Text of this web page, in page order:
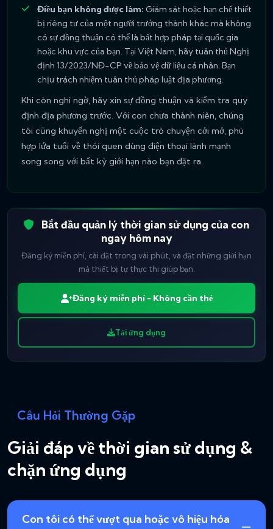
Điều bạn không được làm: Giám sát hoặc hạn chế thiết
bị riêng tư của một người trưởng thành khác mà không
có sự đồng thuận có thể là bất hợp pháp tại quốc gia
hoặc khu vực của bạn. Tại Việt Nam, hãy tuân thủ Nghị
định 13/2023/NĐ-CP về bảo vệ dữ liệu cá nhân. Bạn
chịu trách nhiệm tuân thủ pháp luật địa phương.
Khi còn nghi ngờ, hãy xin sự đồng thuận và kiểm tra quy
định địa phương trước. Với con chưa thành niên, chúng
tôi cũng khuyến nghị một cuộc trò chuyện cởi mở, phù
hợp lứa tuổi về thói quen dùng điện thoại lành mạnh
song song với bất kỳ giới hạn nào bạn đặt ra.
Bắt đầu quản lý thời gian sử dụng của con
ngay hôm nay
Đăng ký miễn phí, cài đặt trong vài phút, và đặt những giới hạn
mà thiết bị tự thực thi giúp bạn.
Đăng ký miễn phí - Không cần thẻ
Tải ứng dụng
Câu Hỏi Thường Gặp
Giải đáp về thời gian sử dụng &
chặn ứng dụng
Con tôi có thể vượt qua hoặc vô hiệu hóa